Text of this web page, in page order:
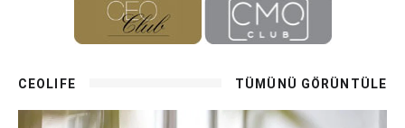
CEOLIFE TÜMÜNÜ GÖRÜNTÜLE